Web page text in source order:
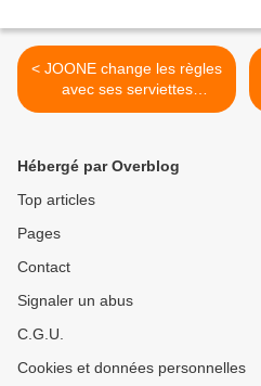
< JOONE change les règles
avec ses serviettes
hygiéniques parfaites !
Hébergé par Overblog
Top articles
Pages
Contact
Signaler un abus
C.G.U.
Cookies et données personnelles